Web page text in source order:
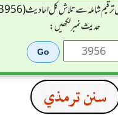
شاملہ سے تلاش کل احادیث (3956)
حدیث نمبر لکھیں:
سنن ترمذي